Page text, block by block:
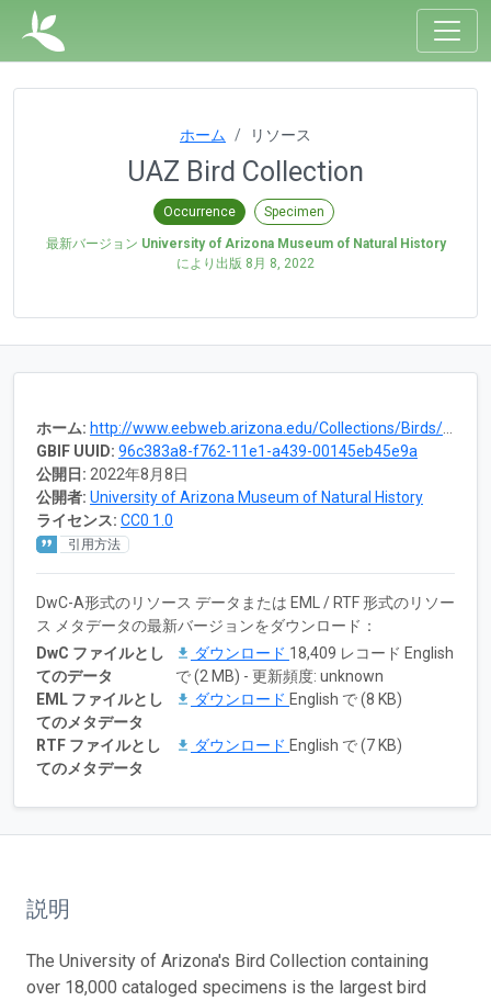
ホーム リソース
UAZ Bird Collection
Occurrence Specimen
最新バージョン University of Arizona Museum of Natural History
により出版 8月 8, 2022
ホーム: http://www.eebweb.arizona.edu/Collections/Birds/BirdPage.htm
GBIF UUID: 96c383a8-f762-11e1-a439-00145eb45e9a
公開日: 2022年8月8日
公開者: University of Arizona Museum of Natural History
ライセンス: CC0 1.0
引用方法
DwC-A形式のリソース データまたは EML / RTF 形式のリソー
ス メタデータの最新バージョンをダウンロード：
DwC ファイルとし
てのデータ
ダウンロード 18,409 レコード English
で (2 MB) - 更新頻度: unknown
EML ファイルとし
てのメタデータ
ダウンロード English で (8 KB)
RTF ファイルとし
てのメタデータ
ダウンロード English で (7 KB)
説明
The University of Arizona's Bird Collection containing
over 18,000 cataloged specimens is the largest bird